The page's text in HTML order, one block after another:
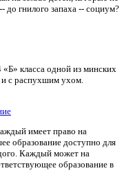
до гнилого запаха -- социум?
класса одной из минских
и с распухшим ухом.
имеет право на
образование доступно для
Каждый может на
образование в